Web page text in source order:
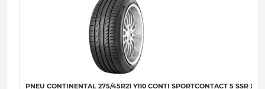
PNEU CONTINENTAL 275/45R21 Y110 CONTI SPORTCONTACT 5 SSR XL